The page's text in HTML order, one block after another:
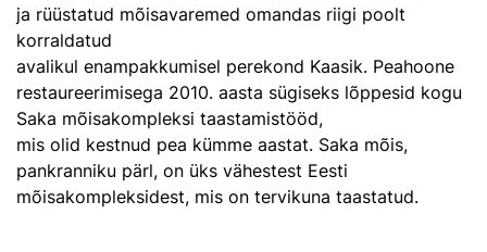
ja rüüstatud mõisavaremed omandas riigi poolt
korraldatud
avalikul enampakkumisel perekond Kaasik. Peahoone
restaureerimisega 2010. aasta sügiseks lõppesid kogu
Saka mõisakompleksi taastamistööd,
mis olid kestnud pea kümme aastat. Saka mõis,
pankranniku pärl, on üks vähestest Eesti
mõisakompleksidest, mis on tervikuna taastatud.